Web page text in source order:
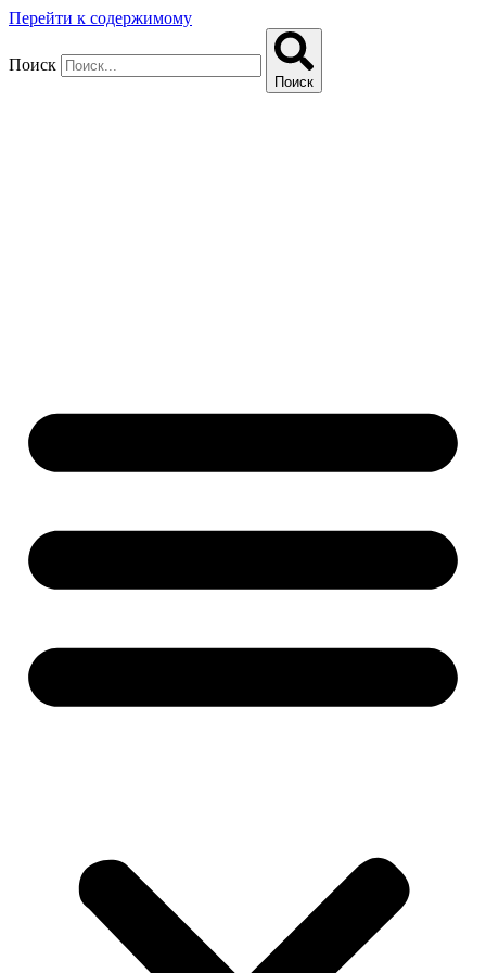
Перейти к содержимому
Поиск
Поиск